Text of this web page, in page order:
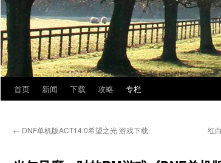
首页 新闻 下载 攻略 专栏
← DNF单机版ACT14.0希望之光 游戏下载
红